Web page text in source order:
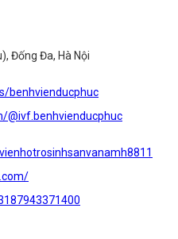
Đống Đa, Hà Nội
benhvienducphuc
@ivf.benhvienducphuc